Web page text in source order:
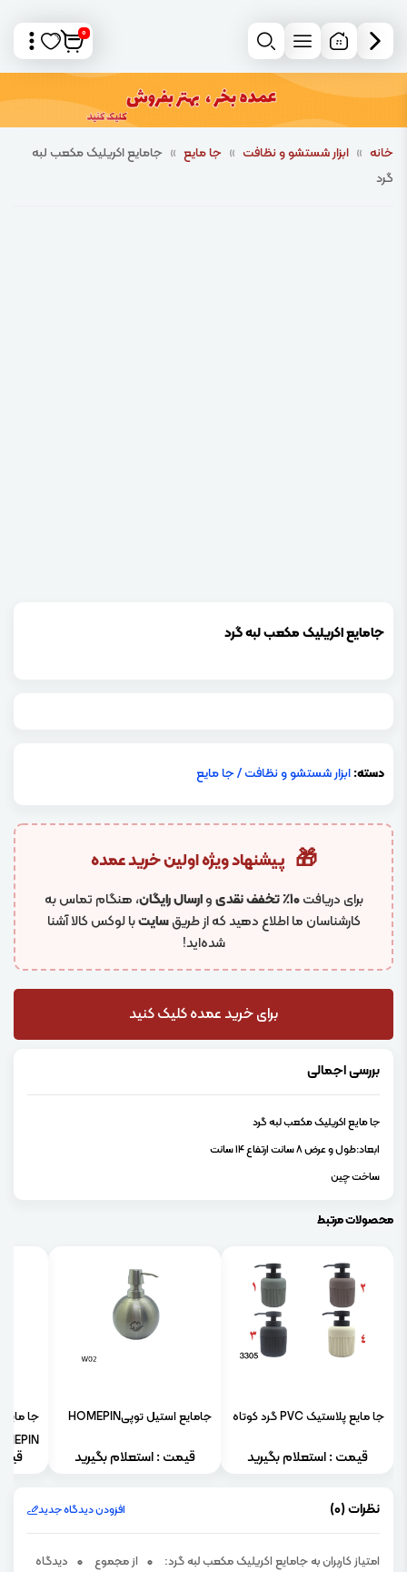
0
خانه » ابزار شستشو و نظافت » جا مایع » جامایع اکریلیک مکعب لبه
گرد
جامایع اکریلیک مکعب لبه گرد
دسته:ابزار شستشو و نظافت/جا مایع
🎁 پیشنهاد ویژه اولین خرید عمده
برای دریافت۱۰٪ تخفف نقدی وارسال رایگان، هنگام تماس به
کارشناسان ما اطلاع دهید که از طریقسایتبا لوکس کالا آشنا
شده‌اید!
برای خرید عمده کلیک کنید
بررسی اجمالی
جا مایع اکریلیک مکعب لبه گرد
ابعاد:طول و عرض 8 سانت ارتفاع 14 سانت
ساخت چین
محصولات مرتبط
جا مایع پلاستیک PVC گرد کوتاه
قیمت : استعلام بگیرید
جامایع استیل توپیHOMEPIN
قیمت : استعلام بگیرید
جا
نظرات (0) افزودن دیدگاه جدید
امتیاز کاربران به جامایع اکریلیک مکعب لبه گرد: 0 از مجموع 0 دیدگاه